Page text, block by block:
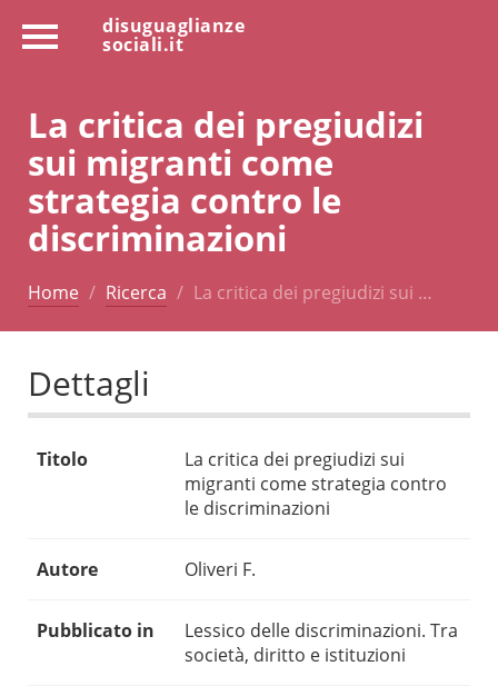
disuguaglianze
sociali.it
La critica dei pregiudizi
sui migranti come
strategia contro le
discriminazioni
Home Ricerca La critica dei pregiudizi sui …
Dettagli
Titolo
La critica dei pregiudizi sui
migranti come strategia contro
le discriminazioni
Autore Oliveri F.
Pubblicato in
Lessico delle discriminazioni. Tra
società, diritto e istituzioni